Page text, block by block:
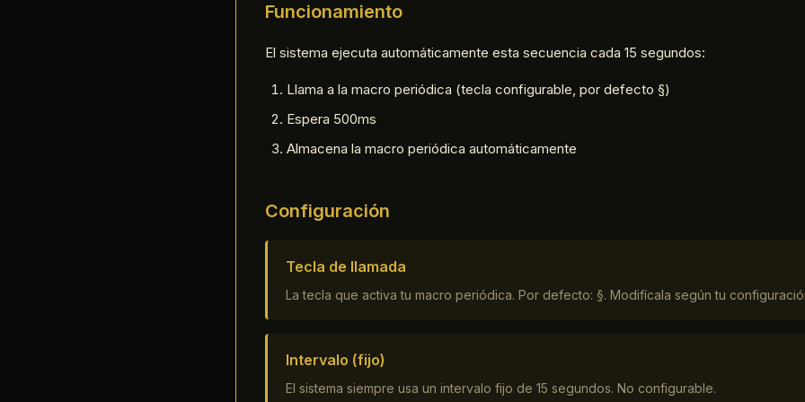
Funcionamiento
El sistema ejecuta automáticamente esta secuencia cada 15 segundos:
Llama a la macro periódica (tecla configurable, por defecto §)
Espera 500ms
Almacena la macro periódica automáticamente
Configuración
Tecla de llamada
La tecla que activa tu macro periódica. Por defecto: §. Modifícala según tu
Intervalo (fijo)
El sistema siempre usa un intervalo fijo de 15 segundos. No configurable.